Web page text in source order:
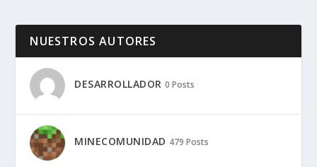
NUESTROS AUTORES
DESARROLLADOR 0 Posts
MINECOMUNIDAD 479 Posts